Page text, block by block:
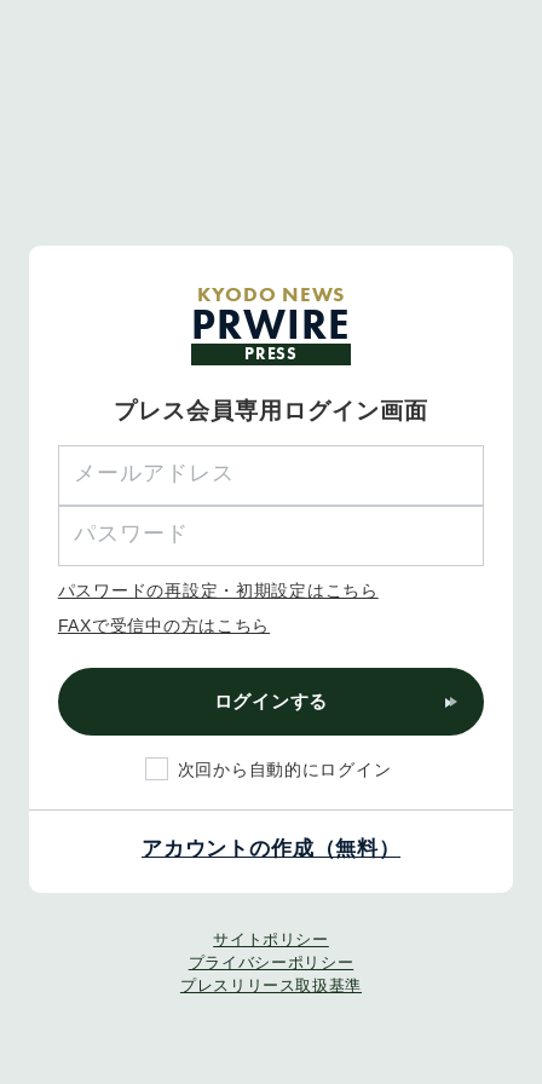
KYODO NEWS
PRWIRE
PRESS
プレス会員専用ログイン画面
パスワードの再設定・初期設定はこちら
FAXで受信中の方はこちら
ログインする
次回から自動的にログイン
アカウントの作成（無料）
サイトポリシー
プライバシーポリシー
プレスリリース取扱基準